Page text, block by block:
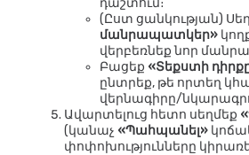
դաշտում։
(Ըստ ցանկության)
մանրապատկեր»
վերբեռնեք նոր
Բացեք «Տեքստի
ընտրեք, թե որտեղ
վերնագիրը/
Ավարտելուց հետո սեղմեք
(կանաչ «Պահպանել»
փոփոխությունները